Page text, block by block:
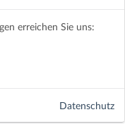
erreichen Sie uns:
Datenschutz